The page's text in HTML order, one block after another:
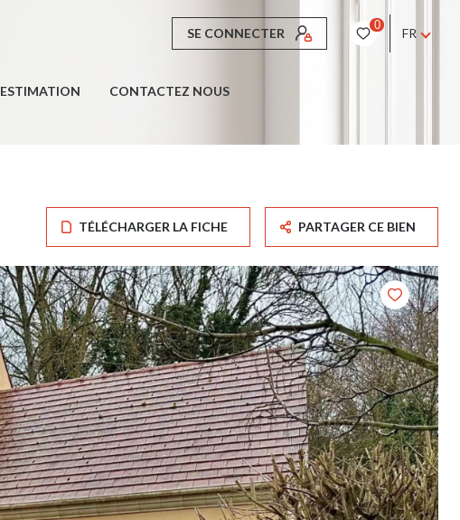
SE CONNECTER
0
FR
ESTIMATION CONTACTEZ NOUS
TÉLÉCHARGER LA FICHE PARTAGER CE BIEN